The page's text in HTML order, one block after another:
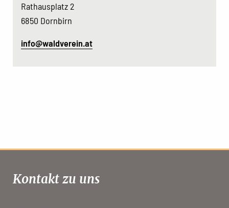
Rathausplatz 2
6850 Dornbirn
info@waldverein.at
Kontakt zu uns